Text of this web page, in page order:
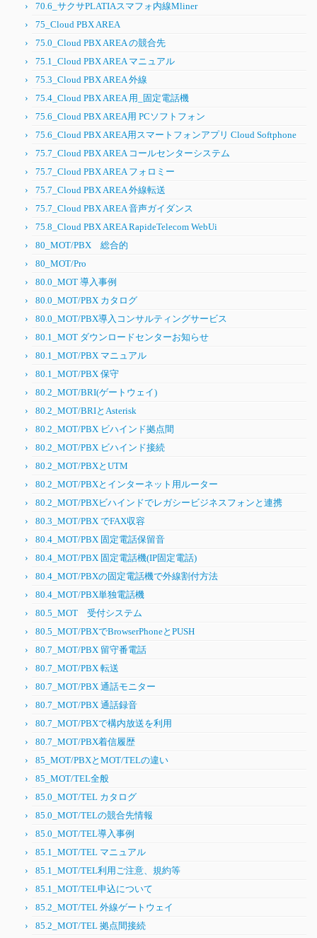
70.6_サクサPLATIAスマフォ内線Mliner
75_Cloud PBX AREA
75.0_Cloud PBX AREA の競合先
75.1_Cloud PBX AREA マニュアル
75.3_Cloud PBX AREA 外線
75.4_Cloud PBX AREA 用_固定電話機
75.6_Cloud PBX AREA用 PCソフトフォン
75.6_Cloud PBX AREA用スマートフォンアプリ Cloud Softphone
75.7_Cloud PBX AREA コールセンターシステム
75.7_Cloud PBX AREA フォロミー
75.7_Cloud PBX AREA 外線転送
75.7_Cloud PBX AREA 音声ガイダンス
75.8_Cloud PBX AREA RapideTelecom WebUi
80_MOT/PBX 総合的
80_MOT/Pro
80.0_MOT 導入事例
80.0_MOT/PBX カタログ
80.0_MOT/PBX導入コンサルティングサービス
80.1_MOT ダウンロードセンターお知らせ
80.1_MOT/PBX マニュアル
80.1_MOT/PBX 保守
80.2_MOT/BRI(ゲートウェイ)
80.2_MOT/BRIとAsterisk
80.2_MOT/PBX ビハインド拠点間
80.2_MOT/PBX ビハインド接続
80.2_MOT/PBXとUTM
80.2_MOT/PBXとインターネット用ルーター
80.2_MOT/PBXビハインドでレガシービジネスフォンと連携
80.3_MOT/PBX でFAX収容
80.4_MOT/PBX 固定電話保留音
80.4_MOT/PBX 固定電話機(IP固定電話)
80.4_MOT/PBXの固定電話機で外線割付方法
80.4_MOT/PBX単独電話機
80.5_MOT 受付システム
80.5_MOT/PBXでBrowserPhoneとPUSH
80.7_MOT/PBX 留守番電話
80.7_MOT/PBX 転送
80.7_MOT/PBX 通話モニター
80.7_MOT/PBX 通話録音
80.7_MOT/PBXで構内放送を利用
80.7_MOT/PBX着信履歴
85_MOT/PBXとMOT/TELの違い
85_MOT/TEL全般
85.0_MOT/TEL カタログ
85.0_MOT/TELの競合先情報
85.0_MOT/TEL導入事例
85.1_MOT/TEL マニュアル
85.1_MOT/TEL利用ご注意、規約等
85.1_MOT/TEL申込について
85.2_MOT/TEL 外線ゲートウェイ
85.2_MOT/TEL 拠点間接続